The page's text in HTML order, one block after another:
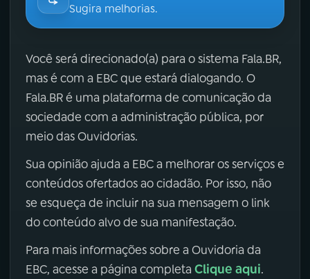
Sugira melhorias.
Você será direcionado(a) para o sistema Fala.BR,
mas é com a EBC que estará dialogando. O
Fala.BR é uma plataforma de comunicação da
sociedade com a administração pública, por
meio das Ouvidorias.
Sua opinião ajuda a EBC a melhorar os serviços e
conteúdos ofertados ao cidadão. Por isso, não
se esqueça de incluir na sua mensagem o link
do conteúdo alvo de sua manifestação.
Para mais informações sobre a Ouvidoria da
EBC, acesse a página completa Clique aqui.